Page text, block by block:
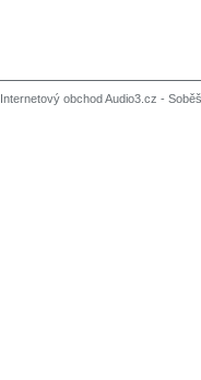
Internetový obchod Audio3.cz -